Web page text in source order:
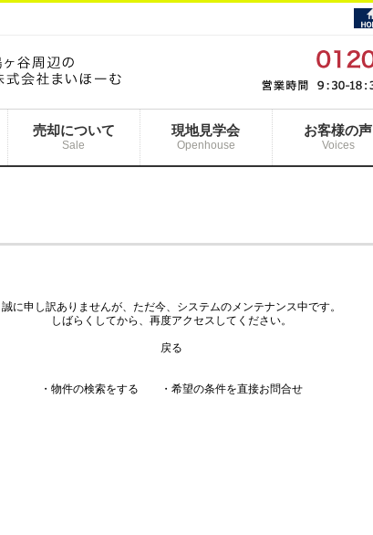
売却について
Sale
現地見学会
Openhouse
お客様の声
Voices
誠に申し訳ありませんが、ただ今、システムのメンテナンス中です。
しばらくしてから、再度アクセスしてください。
戻る
・物件の検索をする ・希望の条件を直接お問合せ